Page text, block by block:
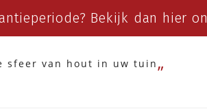
Bekijk dan hier
sfeer van hout in uw tuin